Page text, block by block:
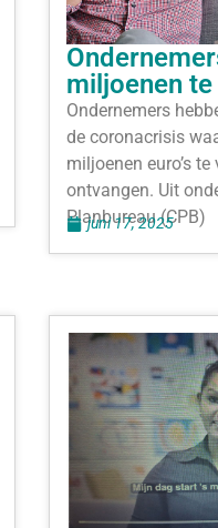
miljoenen
Ondernemers
de coronacrisis
miljoenen euro’s
ontvangen. Uit
Planbureau (CPB)
juni 17, 2025